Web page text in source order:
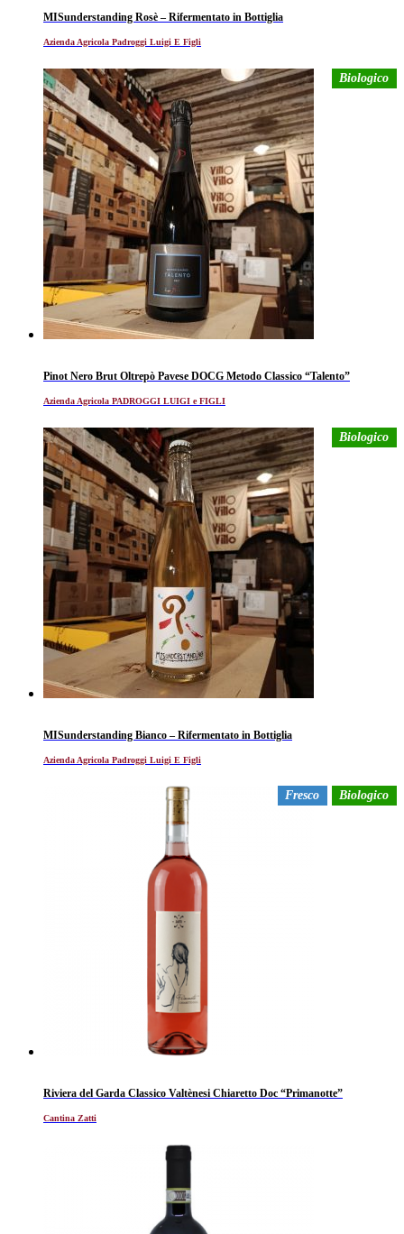
MISunderstanding Rosè – Rifermentato in Bottiglia
Azienda Agricola Padroggi Luigi E Figli
Biologico
Pinot Nero Brut Oltrepò Pavese DOCG Metodo Classico “Talento”
Azienda Agricola PADROGGI LUIGI e FIGLI
Biologico
MISunderstanding Bianco – Rifermentato in Bottiglia
Azienda Agricola Padroggi Luigi E Figli
Fresco Biologico
Riviera del Garda Classico Valtènesi Chiaretto Doc “Primanotte”
Cantina Zatti